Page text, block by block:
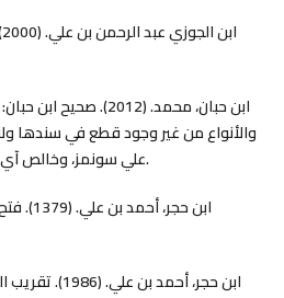
ابن حبان، محمد. (2012).
والأنواع من غير وجود قطع في سندها
علي سونمز، وخالص آي دمير، تحقيق ط.1)، دار ابن حزم.
ابن
ابن حجر، أحمد